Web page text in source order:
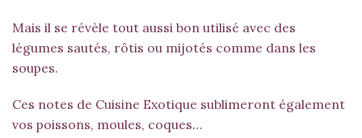
Mais il se révèle tout aussi bon utilisé avec des
légumes sautés, rôtis ou mijotés comme dans les
soupes.
Ces notes de Cuisine Exotique sublimeront également
vos poissons, moules, coques…